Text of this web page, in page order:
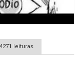
são uma das
sociedade.
leituras